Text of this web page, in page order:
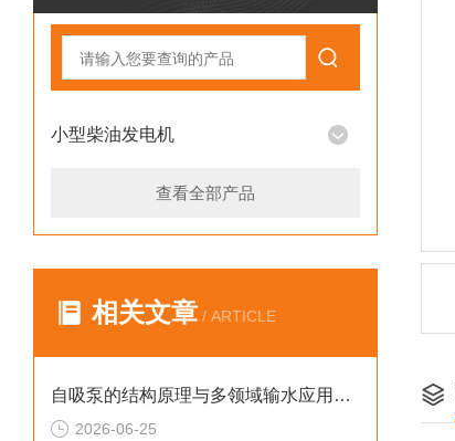
小型柴油发电机
查看全部产品
相关文章 / ARTICLE
自吸泵的结构原理与多领域输水应用探析
2026-06-25